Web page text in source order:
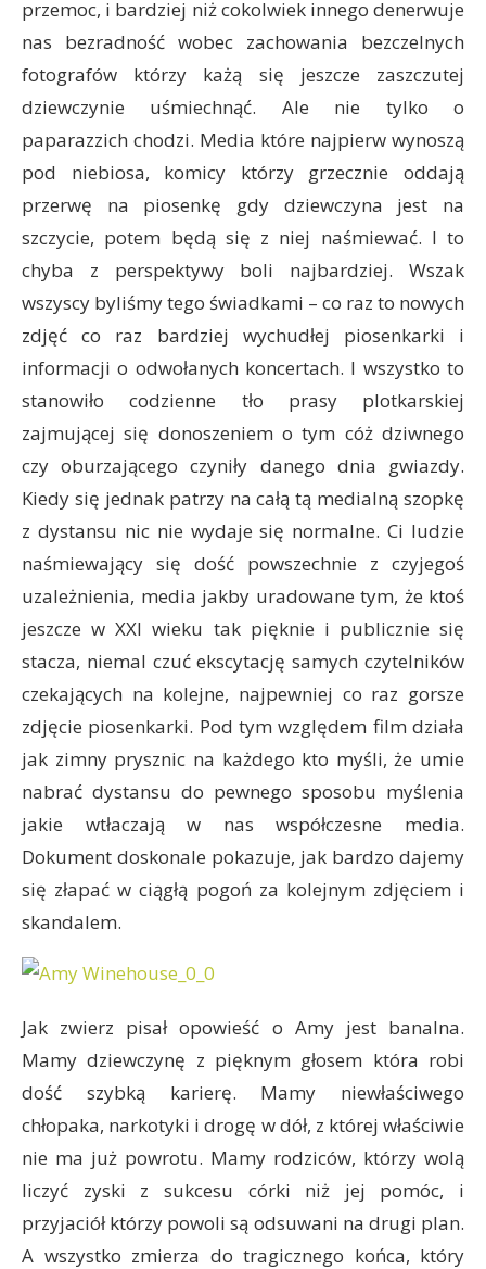
przemoc, i bardziej niż cokolwiek innego denerwuje
nas bezradność wobec zachowania bezczelnych
fotografów którzy każą się jeszcze zaszczutej
dziewczynie uśmiechnąć. Ale nie tylko o
paparazzich chodzi. Media które najpierw wynoszą
pod niebiosa, komicy którzy grzecznie oddają
przerwę na piosenkę gdy dziewczyna jest na
szczycie, potem będą się z niej naśmiewać. I to
chyba z perspektywy boli najbardziej. Wszak
wszyscy byliśmy tego świadkami – co raz to nowych
zdjęć co raz bardziej wychudłej piosenkarki i
informacji o odwołanych koncertach. I wszystko to
stanowiło codzienne tło prasy plotkarskiej
zajmującej się donoszeniem o tym cóż dziwnego
czy oburzającego czyniły danego dnia gwiazdy.
Kiedy się jednak patrzy na całą tą medialną szopkę
z dystansu nic nie wydaje się normalne. Ci ludzie
naśmiewający się dość powszechnie z czyjegoś
uzależnienia, media jakby uradowane tym, że ktoś
jeszcze w XXI wieku tak pięknie i publicznie się
stacza, niemal czuć ekscytację samych czytelników
czekających na kolejne, najpewniej co raz gorsze
zdjęcie piosenkarki. Pod tym względem film działa
jak zimny prysznic na każdego kto myśli, że umie
nabrać dystansu do pewnego sposobu myślenia
jakie wtłaczają w nas współczesne media.
Dokument doskonale pokazuje, jak bardzo dajemy
się złapać w ciągłą pogoń za kolejnym zdjęciem i
skandalem.
Jak zwierz pisał opowieść o Amy jest banalna.
Mamy dziewczynę z pięknym głosem która robi
dość szybką karierę. Mamy niewłaściwego
chłopaka, narkotyki i drogę w dół, z której właściwie
nie ma już powrotu. Mamy rodziców, którzy wolą
liczyć zyski z sukcesu córki niż jej pomóc, i
przyjaciół którzy powoli są odsuwani na drugi plan.
A wszystko zmierza do tragicznego końca, który